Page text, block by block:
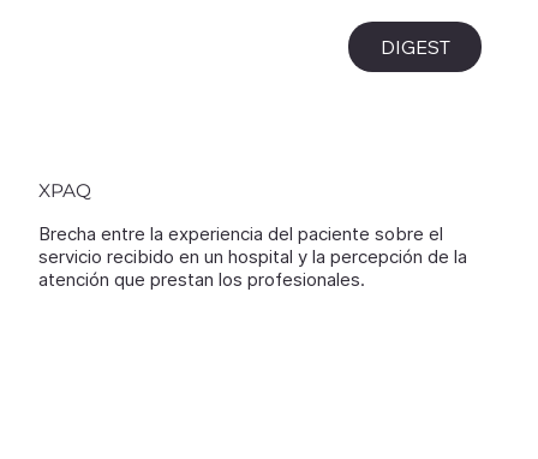
DIGEST
XPAQ
Brecha entre la experiencia del paciente sobre el
servicio recibido en un hospital y la percepción de la
atención que prestan los profesionales.